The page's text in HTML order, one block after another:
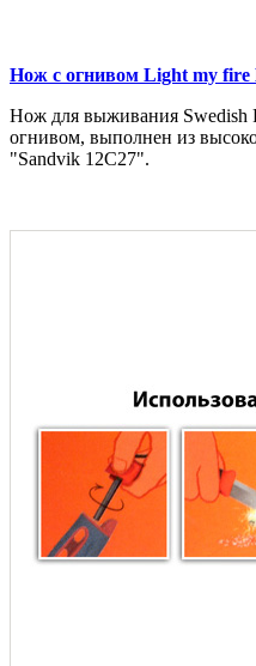
Нож с огнивом Light my fire
Нож для выживания Swedish
огнивом, выполнен из
"Sandvik 12C27".